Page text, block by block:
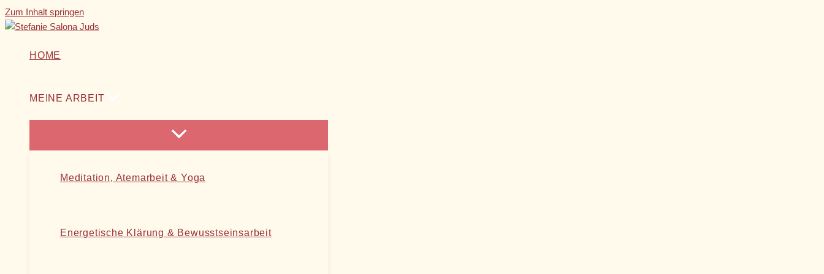
Zum Inhalt springen
HOME
MEINE ARBEIT
Meditation, Atemarbeit & Yoga
Energetische Klärung & Bewusstseinsarbeit